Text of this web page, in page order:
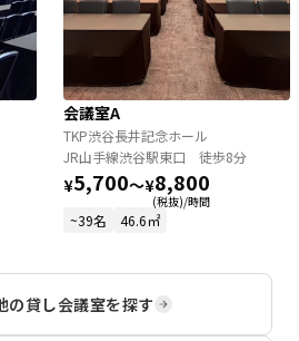
会議室A
TKP渋谷長井記念ホール
JR山手線渋谷駅東口 徒歩8分
¥5,700〜¥8,800
(税抜)/時間
~39名 46.6㎡
の貸し会議室を探す